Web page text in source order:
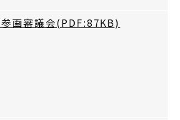
画審議会(PDF:87KB)